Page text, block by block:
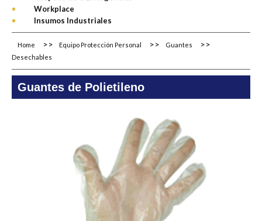
Workplace
Insumos Industriales
Home Equipo Protección Personal
Guantes
Desechables
Guantes de Polietileno